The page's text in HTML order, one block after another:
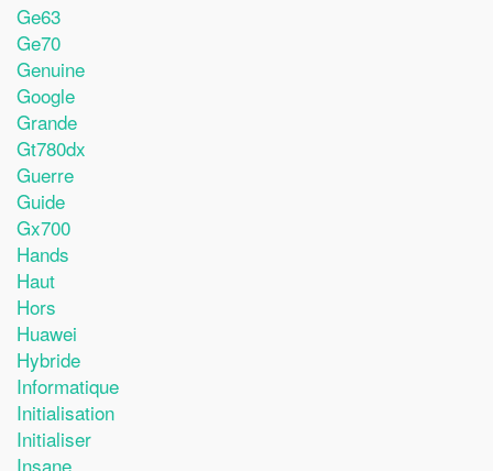
Ge63
Ge70
Genuine
Google
Grande
Gt780dx
Guerre
Guide
Gx700
Hands
Haut
Hors
Huawei
Hybride
Informatique
Initialisation
Initialiser
Insane